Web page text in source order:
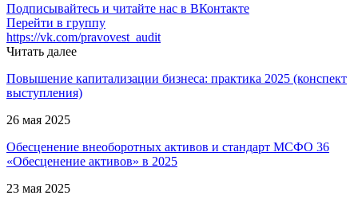
Подписывайтесь и читайте нас в ВКонтакте
Перейти в группу
https://vk.com/pravovest_audit
Читать далее
Повышение капитализации бизнеса: практика 2025 (конспект
выступления)
26 мая 2025
Обесценение внеоборотных активов и стандарт МСФО 36
«Обесценение активов» в 2025
23 мая 2025